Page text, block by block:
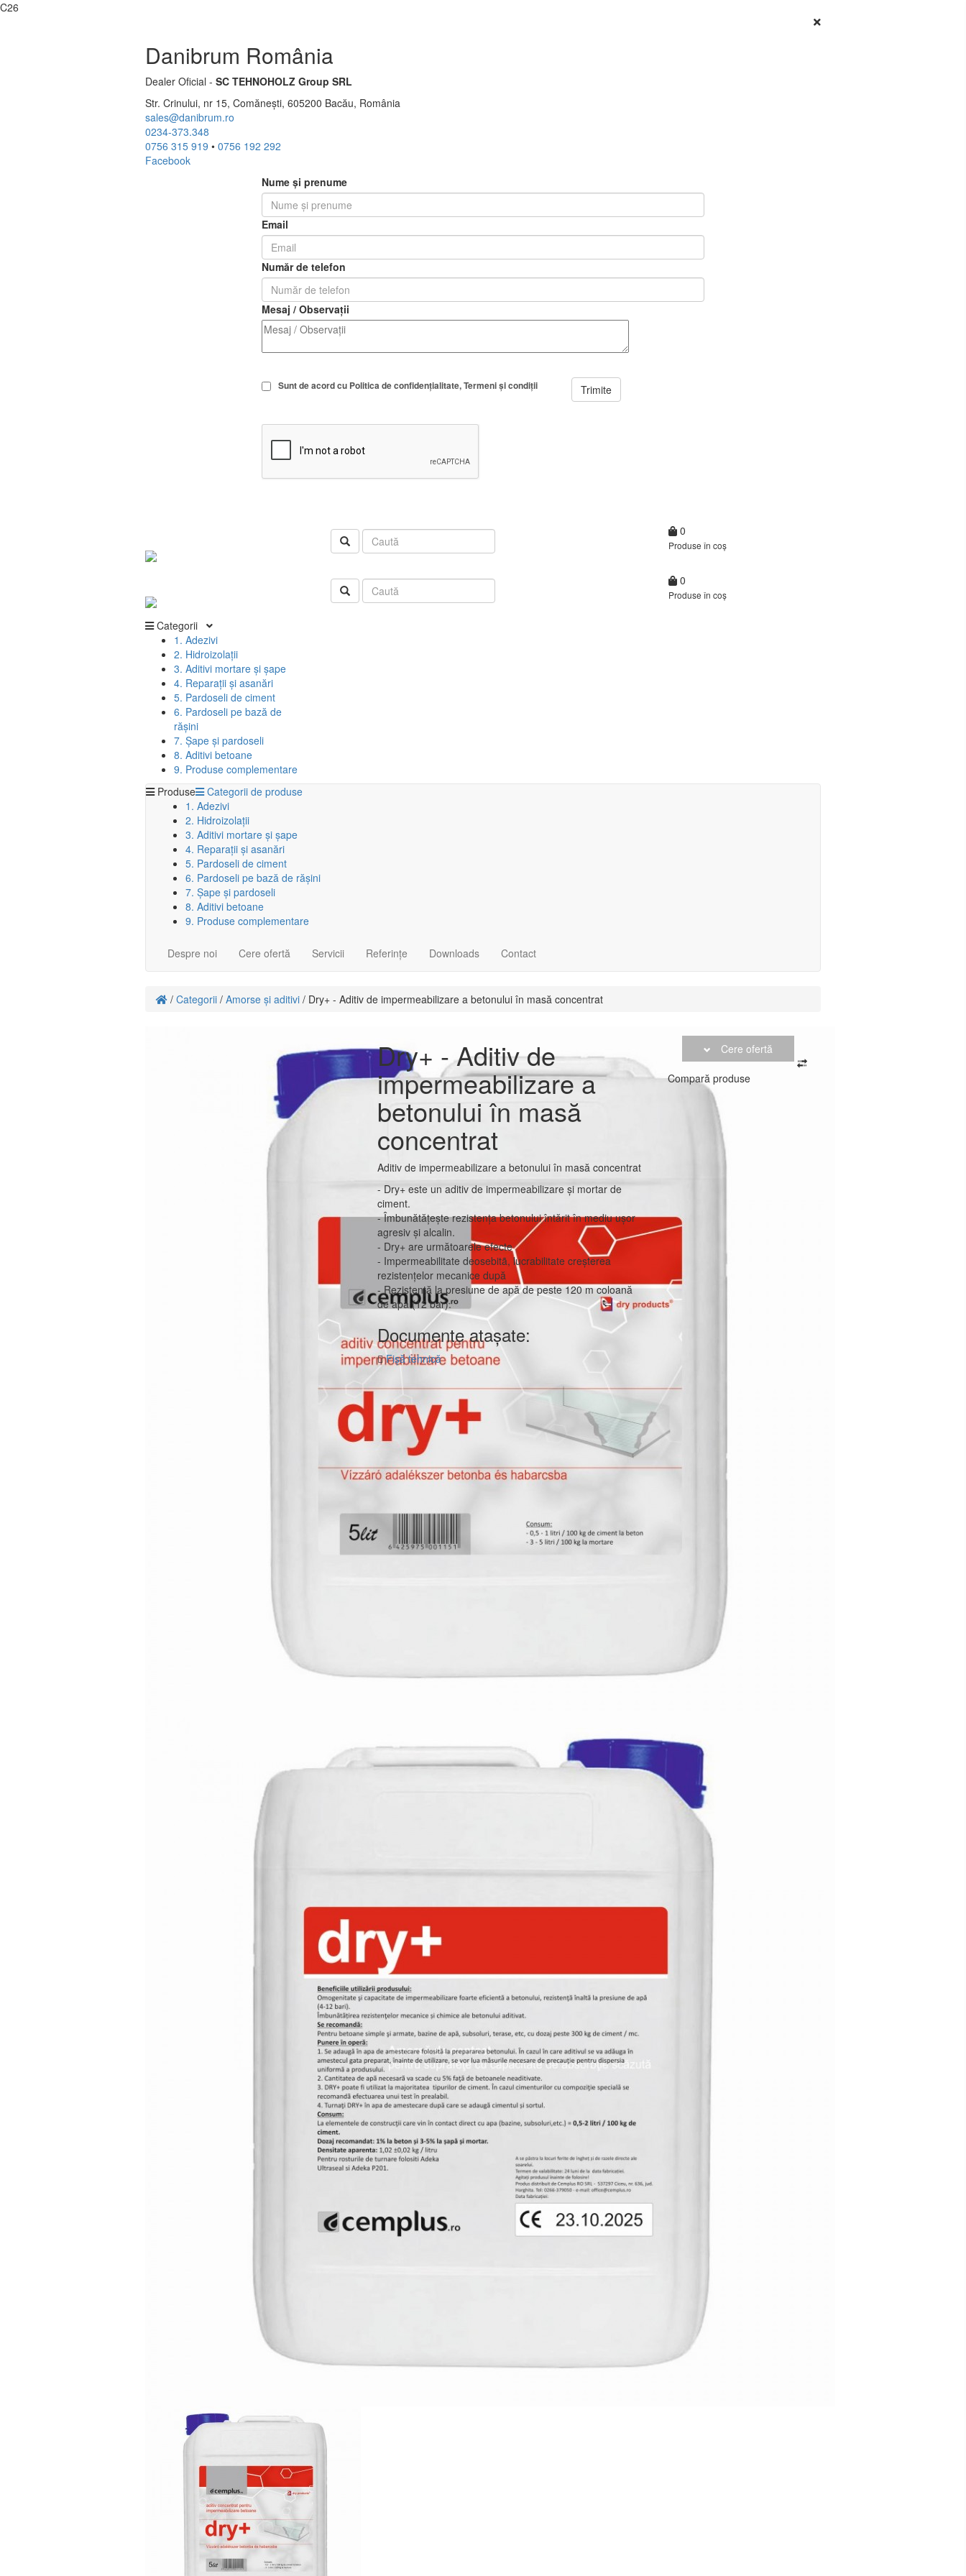
C26
Danibrum România
Dealer Oficial - SC TEHNOHOLZ Group SRL
Str. Crinului, nr 15, Comănești, 605200 Bacău, România
sales@danibrum.ro
0234-373.348
0756 315 919 • 0756 192 292
Facebook
Nume și prenume
Email
Număr de telefon
Mesaj / Observații
Sunt de acord cu Politica de confidenţialitate Termeni şi condiţii Trimite
0
Produse în coș
Categorii
1. Adezivi
2. Hidroizolații
3. Aditivi mortare și șape
4. Reparații și asanări
5. Pardoseli de ciment
6. Pardoseli pe bază de
rășini
7. Șape și pardoseli
8. Aditivi betoane
9. Produse complementare
0
Produse în coș
Produse Categorii de produse
1. Adezivi
2. Hidroizolații
3. Aditivi mortare și șape
4. Reparații și asanări
5. Pardoseli de ciment
6. Pardoseli pe bază de rășini
7. Șape și pardoseli
8. Aditivi betoane
9. Produse complementare
Despre noi Cere ofertă Servicii Referințe Downloads Contact
/ Categorii / Amorse și aditivi / Dry+ - Aditiv de impermeabilizare a betonului în masă concentrat
Dry+ - Aditiv de
impermeabilizare a
betonului în masă
concentrat
Aditiv de impermeabilizare a betonului în masă concentrat
- Dry+ este un aditiv de impermeabilizare şi mortar de
ciment.
- Îmbunătățește rezistența betonului întărit în mediu ușor
agresiv și alcalin.
- Dry+ are următoarele efecte
- Impermeabilitate deosebitã, lucrabilitate creşterea
rezistenţelor mecanice după
- Rezistenţă la presiune de apă de peste 120 m coloană
de apă (12 bar).
Documente atașate:
Fișă tehnică
Cere ofertă
Compară produse